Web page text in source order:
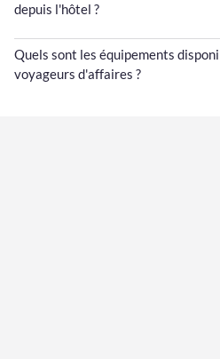
depuis l'hôtel ?
Quels sont les équipements
voyageurs d'affaires ?